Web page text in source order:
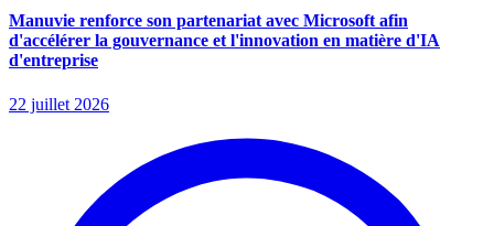
Manuvie renforce son partenariat avec Microsoft afin
d'accélérer la gouvernance et l'innovation en matière d'IA
d'entreprise
22 juillet 2026